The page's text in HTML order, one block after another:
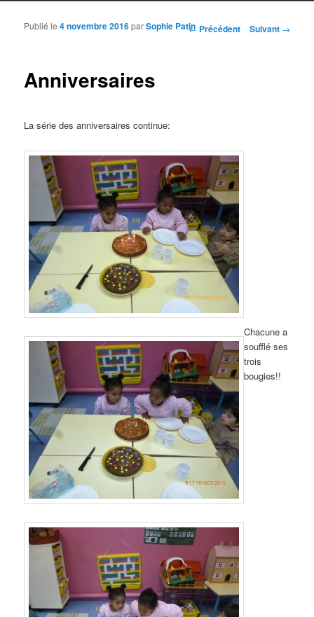
Navigation des articles
← Précédent Suivant →
Anniversaires
Publié le4 novembre 2016parSophie Patin
La série des anniversaires continue:
Chacune a
soufflé ses
trois
bougies!!